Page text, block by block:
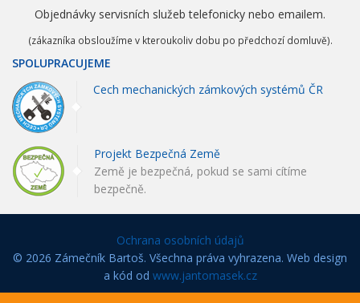
Objednávky servisních služeb telefonicky nebo emailem.
(zákazníka obsloužíme v kteroukoliv dobu po předchozí domluvě).
SPOLUPRACUJEME
Cech mechanických zámkových systémů ČR
Projekt Bezpečná Země
Země je bezpečná, pokud se sami cítíme
bezpečně.
Ochrana osobních údajů
© 2026 Zámečník Bartoš. Všechna práva vyhrazena. Web design
a kód od www.jantomasek.cz